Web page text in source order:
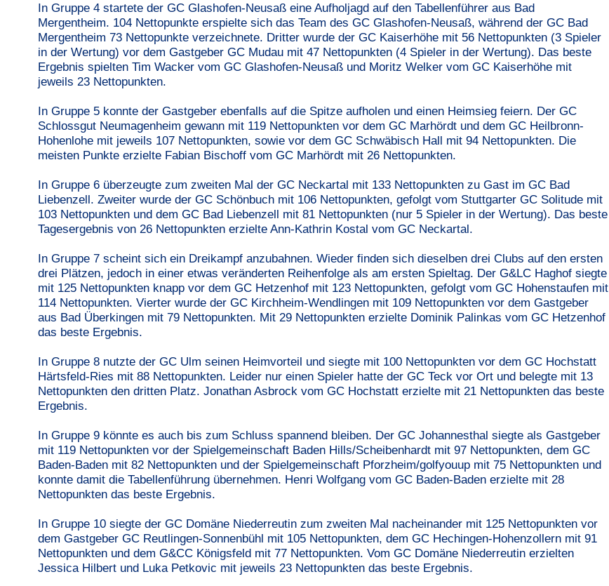
In Gruppe 4 startete der GC Glashofen-Neusaß eine Aufholjagd auf den Tabellenführer aus Bad
Mergentheim. 104 Nettopunkte erspielte sich das Team des GC Glashofen-Neusaß, während der GC Bad
Mergentheim 73 Nettopunkte verzeichnete. Dritter wurde der GC Kaiserhöhe mit 56 Nettopunkten (3 Spieler
in der Wertung) vor dem Gastgeber GC Mudau mit 47 Nettopunkten (4 Spieler in der Wertung). Das beste
Ergebnis spielten Tim Wacker vom GC Glashofen-Neusaß und Moritz Welker vom GC Kaiserhöhe mit
jeweils 23 Nettopunkten.
In Gruppe 5 konnte der Gastgeber ebenfalls auf die Spitze aufholen und einen Heimsieg feiern. Der GC
Schlossgut Neumagenheim gewann mit 119 Nettopunkten vor dem GC Marhördt und dem GC Heilbronn-
Hohenlohe mit jeweils 107 Nettopunkten, sowie vor dem GC Schwäbisch Hall mit 94 Nettopunkten. Die
meisten Punkte erzielte Fabian Bischoff vom GC Marhördt mit 26 Nettopunkten.
In Gruppe 6 überzeugte zum zweiten Mal der GC Neckartal mit 133 Nettopunkten zu Gast im GC Bad
Liebenzell. Zweiter wurde der GC Schönbuch mit 106 Nettopunkten, gefolgt vom Stuttgarter GC Solitude mit
103 Nettopunkten und dem GC Bad Liebenzell mit 81 Nettopunkten (nur 5 Spieler in der Wertung). Das beste
Tagesergebnis von 26 Nettopunkten erzielte Ann-Kathrin Kostal vom GC Neckartal.
In Gruppe 7 scheint sich ein Dreikampf anzubahnen. Wieder finden sich dieselben drei Clubs auf den ersten
drei Plätzen, jedoch in einer etwas veränderten Reihenfolge als am ersten Spieltag. Der G&LC Haghof siegte
mit 125 Nettopunkten knapp vor dem GC Hetzenhof mit 123 Nettopunkten, gefolgt vom GC Hohenstaufen mit
114 Nettopunkten. Vierter wurde der GC Kirchheim-Wendlingen mit 109 Nettopunkten vor dem Gastgeber
aus Bad Überkingen mit 79 Nettopunkten. Mit 29 Nettopunkten erzielte Dominik Palinkas vom GC Hetzenhof
das beste Ergebnis.
In Gruppe 8 nutzte der GC Ulm seinen Heimvorteil und siegte mit 100 Nettopunkten vor dem GC Hochstatt
Härtsfeld-Ries mit 88 Nettopunkten. Leider nur einen Spieler hatte der GC Teck vor Ort und belegte mit 13
Nettopunkten den dritten Platz. Jonathan Asbrock vom GC Hochstatt erzielte mit 21 Nettopunkten das beste
Ergebnis.
In Gruppe 9 könnte es auch bis zum Schluss spannend bleiben. Der GC Johannesthal siegte als Gastgeber
mit 119 Nettopunkten vor der Spielgemeinschaft Baden Hills/Scheibenhardt mit 97 Nettopunkten, dem GC
Baden-Baden mit 82 Nettopunkten und der Spielgemeinschaft Pforzheim/golfyouup mit 75 Nettopunkten und
konnte damit die Tabellenführung übernehmen. Henri Wolfgang vom GC Baden-Baden erzielte mit 28
Nettopunkten das beste Ergebnis.
In Gruppe 10 siegte der GC Domäne Niederreutin zum zweiten Mal nacheinander mit 125 Nettopunkten vor
dem Gastgeber GC Reutlingen-Sonnenbühl mit 105 Nettopunkten, dem GC Hechingen-Hohenzollern mit 91
Nettopunkten und dem G&CC Königsfeld mit 77 Nettopunkten. Vom GC Domäne Niederreutin erzielten
Jessica Hilbert und Luka Petkovic mit jeweils 23 Nettopunkten das beste Ergebnis.